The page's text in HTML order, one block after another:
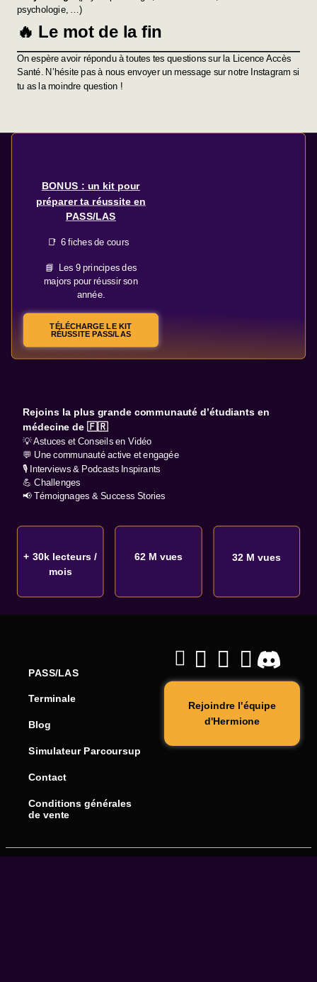
psychologie, …)
🔥 Le mot de la fin
On espère avoir répondu à toutes tes questions sur la Licence Accès
Santé. N’hésite pas à nous envoyer un message sur notre Instagram si
tu as la moindre question !
BONUS : un kit pour
préparer ta réussite en
PASS/LAS
📑 6 fiches de cours
📘 Les 9 principes des
majors pour réussir son
année.
TÉLÉCHARGE LE KIT
RÉUSSITE PASS/LAS
Rejoins la plus grande communauté d’étudiants en
médecine de 🇫🇷
💡 Astuces et Conseils en Vidéo
💬 Une communauté active et engagée
🎙️ Interviews & Podcasts Inspirants
💪 Challenges
📢 Témoignages & Success Stories
+ 30k lecteurs /
mois
62 M vues 32 M vues
PASS/LAS
Terminale
Blog
Simulateur Parcoursup
Contact
Conditions générales
de vente
Rejoindre l'équipe
d'Hermione